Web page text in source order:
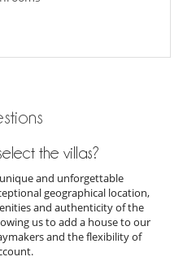
the villas?
and unforgettable
geographical location,
and authenticity of the
us to add a house to our
and the flexibility of